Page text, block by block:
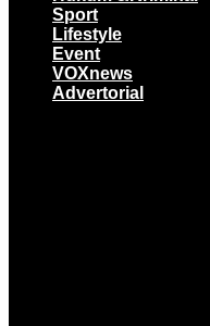
Sport
Lifestyle
Event
VOXnews
Advertorial